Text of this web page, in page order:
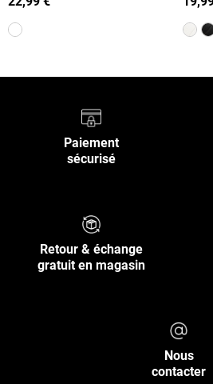
Paiement
sécurisé
Retour & échange
gratuit en magasin
Nous
contacter